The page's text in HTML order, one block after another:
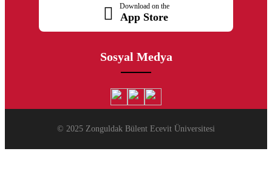
Download on the
App Store
Sosyal Medya
© 2025 Zonguldak Bülent Ecevit Üniversitesi